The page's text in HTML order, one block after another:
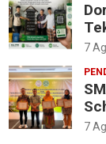
7
7